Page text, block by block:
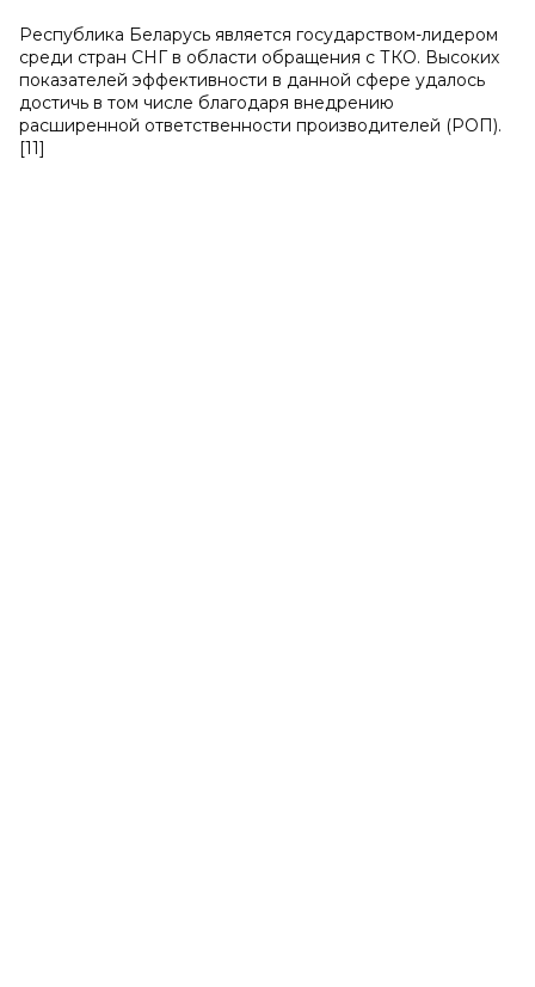
Республика Беларусь является государством-лидером
среди стран СНГ в области обращения с ТКО. Высоких
показателей эффективности в данной сфере удалось
достичь в том числе благодаря внедрению
расширенной ответственности производителей (РОП).
[11]